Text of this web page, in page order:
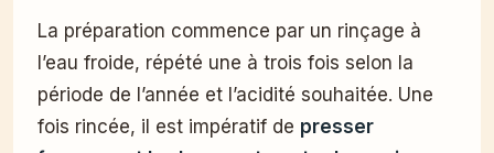
La préparation commence par un rinçage à
l’eau froide, répété une à trois fois selon la
période de l’année et l’acidité souhaitée. Une
fois rincée, il est impératif de presser